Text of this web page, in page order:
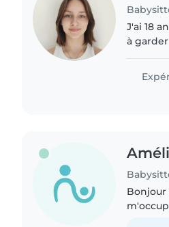
J'ai 18
à
général,
Bonjour